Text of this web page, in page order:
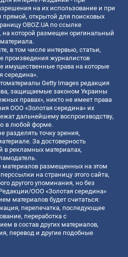
на их использование и при
открытой для поисковых
OBOZ.UA по ссылке
, на которой размещен оригинальный
в том числе интервью, статьи,
произведения журналистов
имущественные права на которые
середина».
Getty Images редакция
защищаемые законом Украины
правах», никто не имеет права
ООО «Золотая середина» их
дальнейшему воспроизводству,
в любой форме.
разделять точку зрения,
За достоверность
рекламных материалах,
размещенных на этом
на страницу этого сайта,
другого упоминания, но без
ООО «Золотая середина»
материалов будет считаться:
перепечатка, последующее
переработка с
в состав других материалов,
перевод и другие подобные